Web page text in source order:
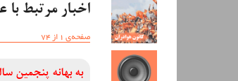
اخبار مرتبط
صفحه‌ی 1 از 74
به بهانه پنجمین